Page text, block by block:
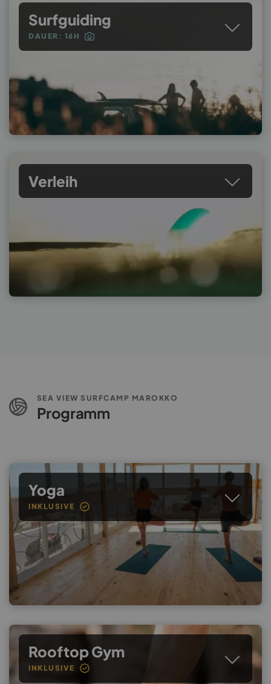
Surfguiding
DAUER: 16H
Verleih
SEA VIEW SURFCAMP MAROKKO
Programm
Yoga
INKLUSIVE
Rooftop Gym
INKLUSIVE